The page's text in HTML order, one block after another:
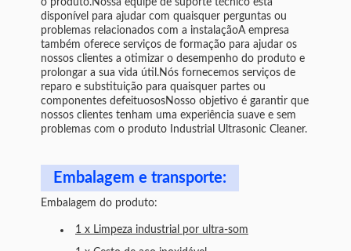
o produto.Nossa equipe de suporte técnico está
disponível para ajudar com quaisquer perguntas ou
problemas relacionados com a instalaçãoA empresa
também oferece serviços de formação para ajudar os
nossos clientes a otimizar o desempenho do produto e
prolongar a sua vida útil.Nós fornecemos serviços de
reparo e substituição para quaisquer partes ou
componentes defeituososNosso objetivo é garantir que
nossos clientes tenham uma experiência suave e sem
problemas com o produto Industrial Ultrasonic Cleaner.
Embalagem e transporte:
Embalagem do produto:
1 x Limpeza industrial por ultra-som